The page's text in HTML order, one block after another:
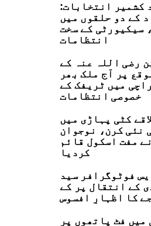
کشمیر انتخابات:
کے دو حلقوں میں
سیکیورٹی کے سخت
انتظامات
رضی اللہ عنہ کے
پر آج ملک بھر
میں ٹریفک کے
خصوصی انتظامات
کٹی پہاڑی میں
نئی کرن، نوجوان
مفت اسکول قائم
کردیا
فوٹوگرافر سید
کے انتقال پر کے
کا اظہارِ افسوس
میں فٹ پاتھوں پر